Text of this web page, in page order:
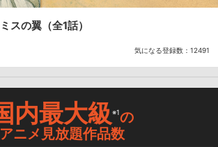
スの翼 （全1話）
気になる登録数： 12491
内最大級※1の
アニメ見放題作品数